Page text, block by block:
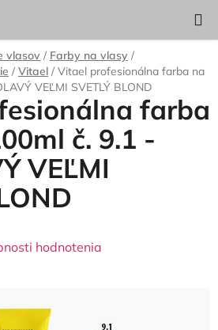
KOŠÍK
vlasov / Farby na vlasy /
/ Vitael / Vitael profesionálna farba na
VEĽMI SVETLÝ BLOND
farba
č. 9.1 -
VEĽMI
hodnotenia